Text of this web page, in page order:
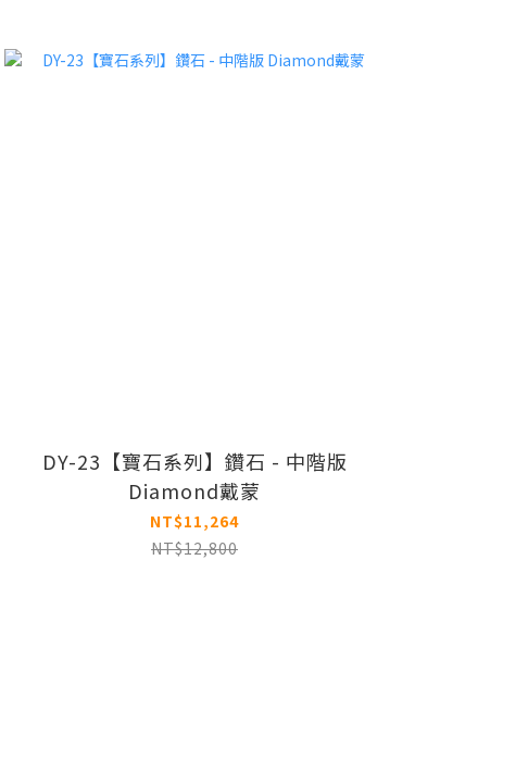
DY-23【寶石系列】鑽石 - 中階版
Diamond戴蒙
NT$11,264
NT$12,800